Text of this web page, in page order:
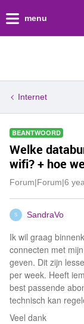
menu
Internet
BEANTWOORD
Welke
wifi? + hoe
Forum|Forum|6
S SandraVo
Ik wil graag
connecten met
geven. Dit zijn
per week. Heeft
best passende
technisch kan
Veel dank